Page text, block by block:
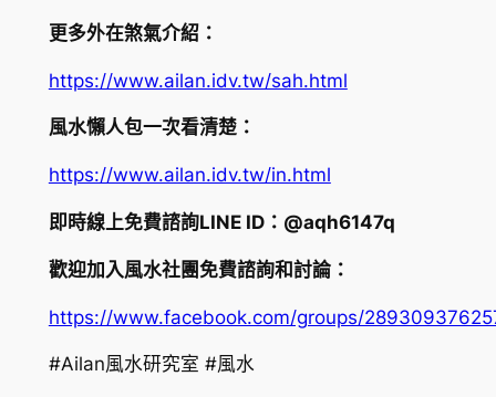
更多外在煞氣介紹：
https://www.ailan.idv.tw/sah.html
風水懶人包一次看清楚：
https://www.ailan.idv.tw/in.html
即時線上免費諮詢LINE ID：@aqh6147q
歡迎加入風水社團免費諮詢和討論：
https://www.facebook.com/groups/
#Ailan風水研究室 #風水